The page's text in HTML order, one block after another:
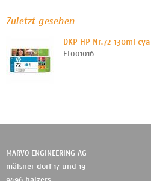
Zuletzt gesehen
DKP HP Nr.72 130ml
FT001016
MARVO ENGINEERING AG
mälsner dorf 17 und 19